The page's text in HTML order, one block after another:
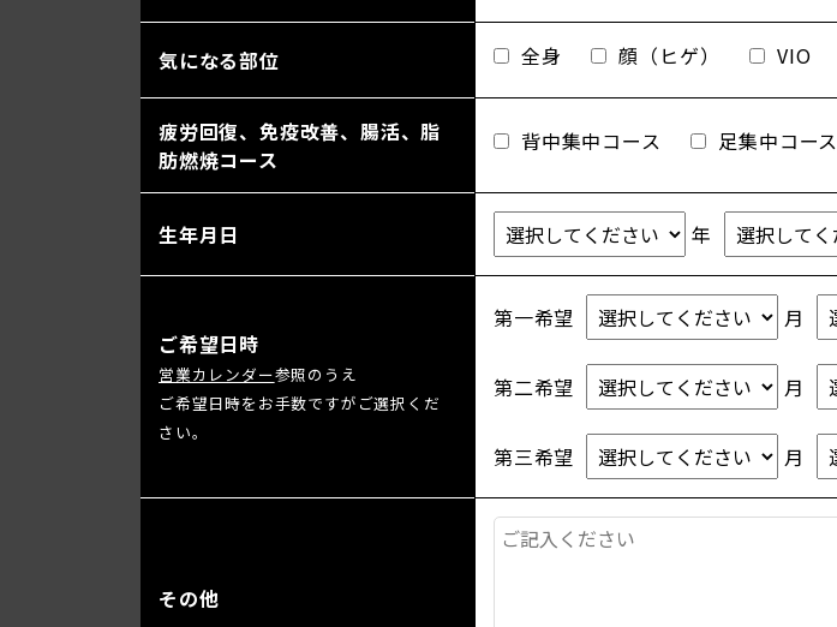
気になる部位 全身 顔（ヒゲ） VIO
疲労回復、免疫改善、腸活、脂
肪燃焼コース
背中集中コース 足集中コース
生年月日 年
ご希望日時
営業カレンダー参照のうえ
ご希望日時をお手数ですがご選択くだ
さい。
第一希望 月
第二希望 月
第三希望 月
その他